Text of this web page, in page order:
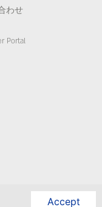
Accept
わせ
Portal